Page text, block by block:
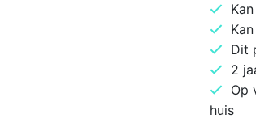
Dit
2
Op
huis